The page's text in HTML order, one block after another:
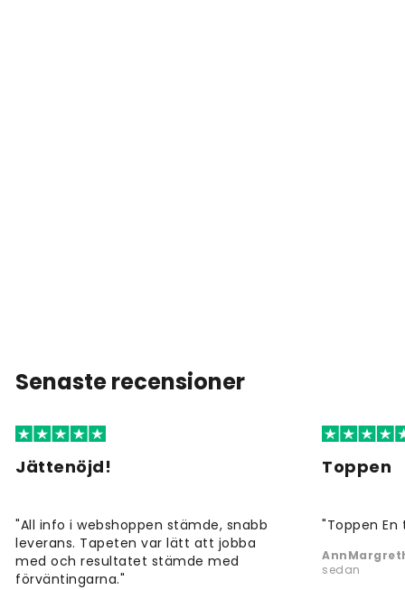
Senaste recensioner
Jättenöjd!
"All info i webshoppen stämde, snabb
leverans. Tapeten var lätt att jobba
med och resultatet stämde med
förväntingarna."
Toppen
"Toppen
sedan